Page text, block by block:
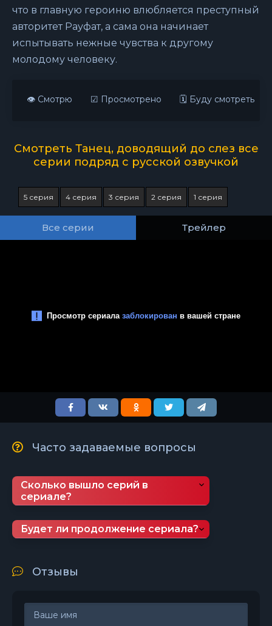
что в главную героиню влюбляется преступный
авторитет Рауфат, а сама она начинает
испытывать нежные чувства к другому
молодому человеку.
👁 Смотрю ☑ Просмотрено 🗓 Буду смотреть
Смотреть Танец, доводящий до слез все
серии подряд с русской озвучкой
5 серия 4 серия 3 серия 2 серия 1 серия
Все серии Трейлер
Часто задаваемые вопросы
Сколько вышло серий в
сериале?
Будет ли продолжение сериала?
Отзывы